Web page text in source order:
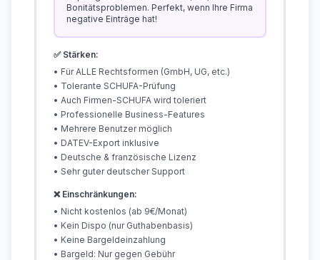
Bonitätsproblemen. Perfekt, wenn Ihre Firma
negative Einträge hat!
✅ Stärken:
• Für ALLE Rechtsformen (GmbH, UG, etc.)
• Tolerante SCHUFA-Prüfung
• Auch Firmen-SCHUFA wird toleriert
• Professionelle Business-Features
• Mehrere Benutzer möglich
• DATEV-Export inklusive
• Deutsche & französische Lizenz
• Sehr guter deutscher Support
❌ Einschränkungen:
• Nicht kostenlos (ab 9€/Monat)
• Kein Dispo (nur Guthabenbasis)
• Keine Bargeldeinzahlung
• Bargeld: Nur gegen Gebühr